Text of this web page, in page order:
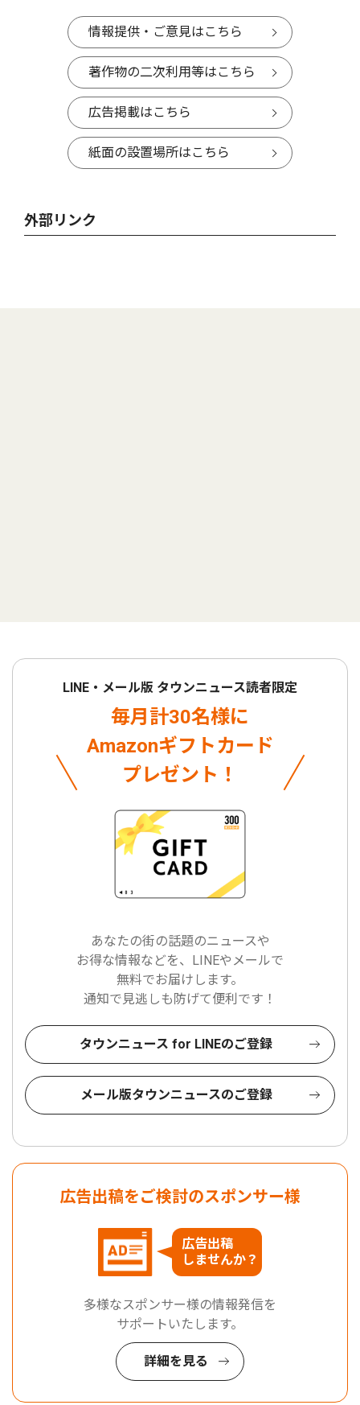
情報提供・ご意見はこちら
著作物の二次利用等はこちら
広告掲載はこちら
紙面の設置場所はこちら
外部リンク
LINE・メール版 タウンニュース読者限定
毎月計30名様に
Amazonギフトカード
プレゼント！
あなたの街の話題のニュースや
お得な情報などを、LINEやメールで
無料でお届けします。
通知で見逃しも防げて便利です！
タウンニュース for LINEのご登録
メール版タウンニュースのご登録
広告出稿をご検討のスポンサー様
広告出稿
しませんか？
多様なスポンサー様の情報発信を
サポートいたします。
詳細を見る